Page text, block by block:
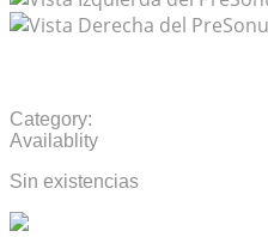
Category:
Availablity
Sin existencias